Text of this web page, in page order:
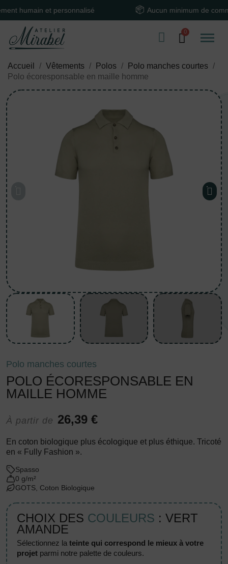
et personnalisé Aucun minimum de
Accueil Vêtements Polos
Polo manches courtes
Polo écoresponsable en maille homme
Polo manches courtes
POLO ÉCORESPONSABLE EN
MAILLE HOMME
À partir de 26,39 €
En coton biologique plus écologique et plus éthique. Tricoté
en « Fully Fashion ».
Spasso
0 g/m²
GOTS, Coton Biologique
CHOIX DES COULEURS : VERT
AMANDE
sélectionnez lateinte qui correspond le mieux à votre
projet parmi notre palette de couleurs.